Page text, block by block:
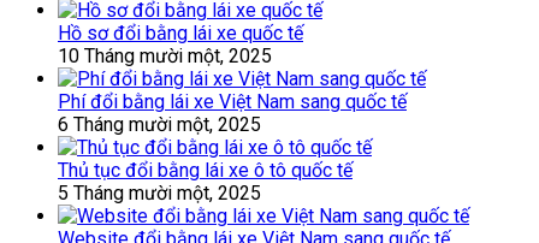
Hồ sơ đổi bằng lái xe quốc tế
10 Tháng mười một, 2025
Phí đổi bằng lái xe Việt Nam sang quốc tế
6 Tháng mười một, 2025
Thủ tục đổi bằng lái xe ô tô quốc tế
5 Tháng mười một, 2025
Website đổi bằng lái xe Việt Nam sang quốc tế